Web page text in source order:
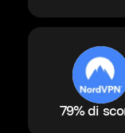
79% di